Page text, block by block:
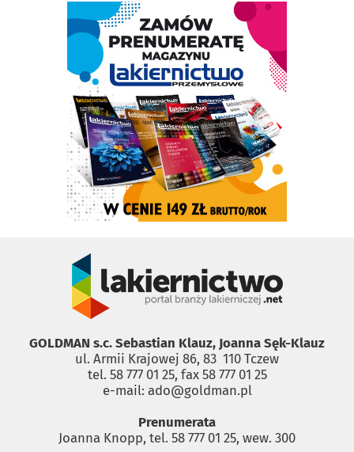
GOLDMAN s.c. Sebastian Klauz, Joanna Sęk-Klauz
ul. Armii Krajowej 86, 83 ­ 110 Tczew
tel. 58 777 01 25, fax 58 777 01 25
e-mail: ado@goldman.pl
Prenumerata
Joanna Knopp, tel. 58 777 01 25, wew. 300